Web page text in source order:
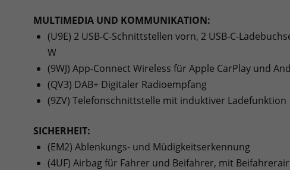
MULTIMEDIA UND KOMMUNIKATION:
(U9E) 2 USB-C-Schnittstellen vorn, 2 USB-C-
W
(9WJ) App-Connect Wireless für Apple CarPlay und
(QV3) DAB+ Digitaler Radioempfang
(9ZV) Telefonschnittstelle mit induktiver Ladefunktion
SICHERHEIT:
(EM2) Ablenkungs- und Müdigkeitserkennung
(4UF) Airbag für Fahrer und Beifahrer, mit